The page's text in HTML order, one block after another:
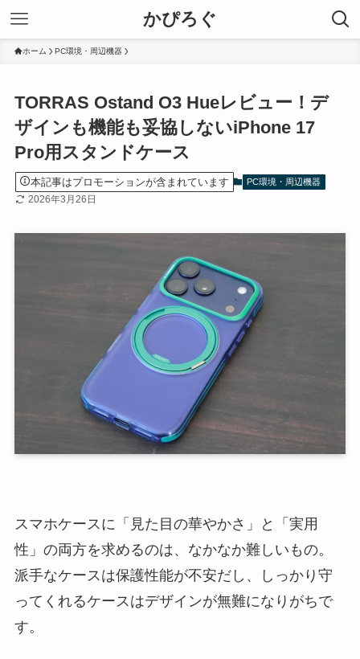
かぴろぐ
ホーム PC環境・周辺機器
TORRAS Ostand O3 Hueレビュー！デ
ザインも機能も妥協しないiPhone 17
Pro用スタンドケース
本記事はプロモーションが含まれています PC環境・周辺機器
2026年3月26日
スマホケースに「見た目の華やかさ」と「実用
性」の両方を求めるのは、なかなか難しいもの。
派手なケースは保護性能が不安だし、しっかり守
ってくれるケースはデザインが無難になりがちで
す。